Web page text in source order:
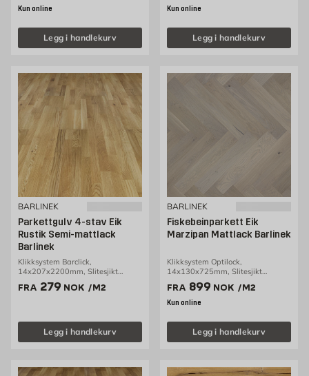
Kun online
Legg i handlekurv
Kun online
Legg i handlekurv
BARLINEK
Parkettgulv 4-stav Eik
Rustik Semi-mattlack
Barlinek
Klikksystem Barclick,
14x207x2200mm, Slitesjikt
2,5mm, 3,18m2/pakke
FRA Pris 279 NOK /m2
279 NOK /M2
Legg i handlekurv
BARLINEK
Fiskebeinparkett Eik
Marzipan Mattlack Barlinek
Klikksystem Optilock,
14x130x725mm, Slitesjikt
2,5mm, 0,65m2/pakke
FRA Pris 899 NOK /m2
899 NOK /M2
Kun online
Legg i handlekurv